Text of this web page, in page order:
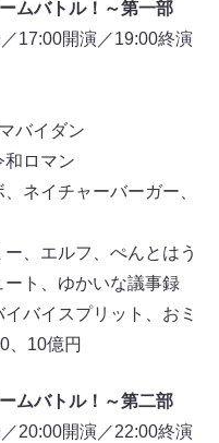
ムバトル！～第一部
17:00開演／19:00終演
バイダン
和ロマン
ネイチャーバーガー、
、エルフ、ぺんとはう
ト、ゆかいな議事録
バイスプリット、おミ
、10億円
ムバトル！～第二部
20:00開演／22:00終演